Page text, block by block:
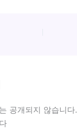
공개되지 않습니다.